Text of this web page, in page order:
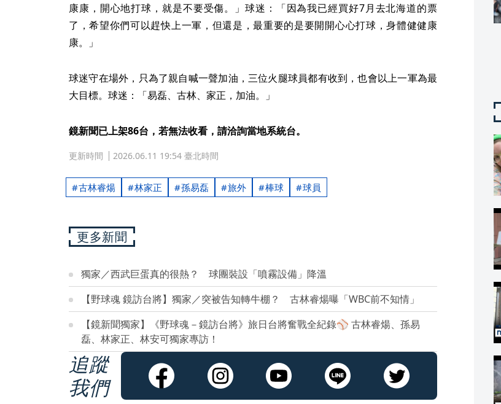
康康，開心地打球，就是不要受傷。」球迷：「因為我已經買好7月去北海道的票
了，希望你們可以趕快上一軍，但還是，最重要的是要開開心心打球，身體健健康
康。」
球迷守在場外，只為了親自喊一聲加油，三位火腿球員都有收到，也會以上一軍為最
大目標。球迷：「易磊、古林、家正，加油。」
鏡新聞已上架86台，若無法收看，請洽詢當地系統台。
更新時間 2026.06.11 19:54 臺北時間
古林睿煬 林家正 孫易磊 旅外 棒球 球員
更多新聞
獨家／西武巨蛋真的很熱？ 球團裝設「噴霧設備」降溫
【野球魂 鏡訪台將】獨家／突被告知轉牛棚？ 古林睿煬曝「WBC前不知情」
【鏡新聞獨家】《野球魂－鏡訪台將》旅日台將奮戰全紀錄⚾ 古林睿煬、孫易
磊、林家正、林安可獨家專訪！
追蹤
我們